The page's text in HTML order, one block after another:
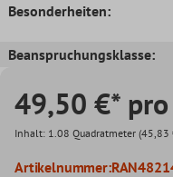
Besonderheiten:
Beanspruchungsklasse:
49,50 €*
Inhalt: 1.08 Quadratmeter (45,83
Artikelnummer: